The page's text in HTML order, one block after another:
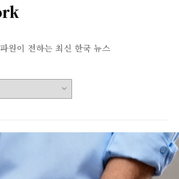
원이 전하는 최신 한국 뉴스